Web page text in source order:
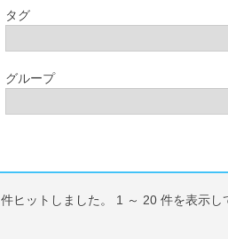
タグ
グループ
件ヒットしました。 1 ～ 20 件を表示し